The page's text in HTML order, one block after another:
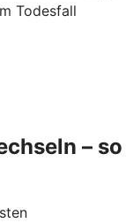
Todesfall
– so